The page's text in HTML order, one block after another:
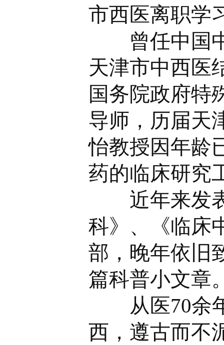
市西医离职学
曾任中国中
天津市中西医
国务院政府特
导师，历届天
怡教授因年龄
药的临床研究
近年来发表
科》、《临床
部，晚年依旧
篇科普小文章
从医70余年
西，遵古而不